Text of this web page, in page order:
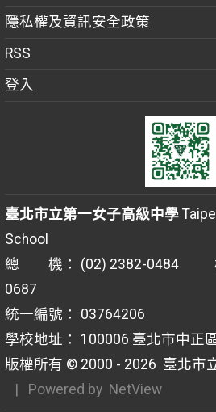
隱私權及資訊安全政策
RSS
登入
臺北市立第一女子高級中學
School
總 機： (02) 2382-0484 校
0687
統一編號： 03764206
學校地址： 100006 臺北市中正
版權所有 © 2000 - 2026 臺北市
| Powered by NetView